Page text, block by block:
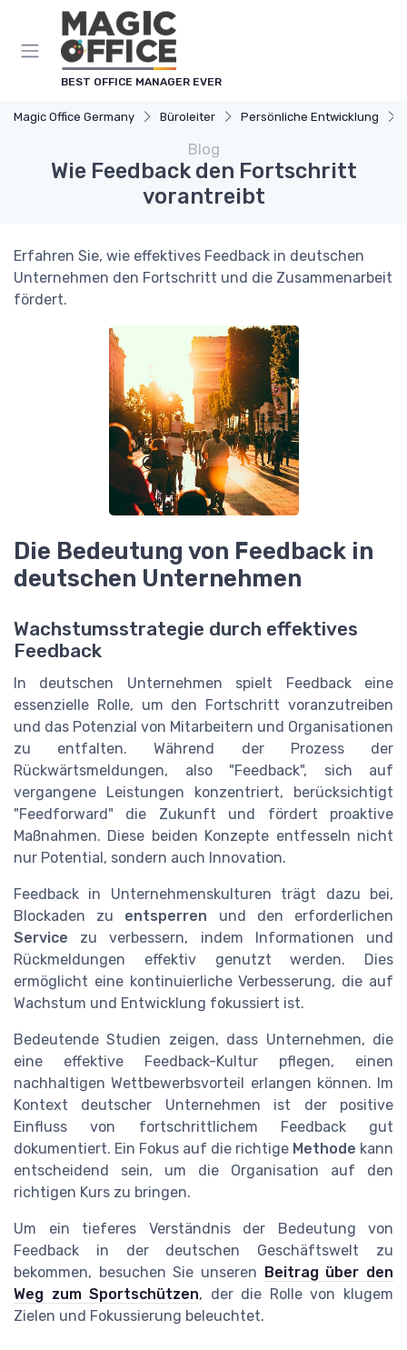
BEST OFFICE MANAGER EVER
Magic Office Germany Büroleiter Persönliche Entwicklung
Blog
Wie Feedback den Fortschritt
vorantreibt
Erfahren Sie, wie effektives Feedback in deutschen
Unternehmen den Fortschritt und die Zusammenarbeit
fördert.
Die Bedeutung von Feedback in
deutschen Unternehmen
Wachstumsstrategie durch effektives
Feedback
In deutschen Unternehmen spielt Feedback eine
essenzielle Rolle, um den Fortschritt voranzutreiben
und das Potenzial von Mitarbeitern und Organisationen
zu entfalten. Während der Prozess der
Rückwärtsmeldungen, also "Feedback", sich auf
vergangene Leistungen konzentriert, berücksichtigt
"Feedforward" die Zukunft und fördert proaktive
Maßnahmen. Diese beiden Konzepte entfesseln nicht
nur Potential, sondern auch Innovation.
Feedback in Unternehmenskulturen trägt dazu bei,
Blockaden zu entsperren und den erforderlichen
Service zu verbessern, indem Informationen und
Rückmeldungen effektiv genutzt werden. Dies
ermöglicht eine kontinuierliche Verbesserung, die auf
Wachstum und Entwicklung fokussiert ist.
Bedeutende Studien zeigen, dass Unternehmen, die
eine effektive Feedback-Kultur pflegen, einen
nachhaltigen Wettbewerbsvorteil erlangen können. Im
Kontext deutscher Unternehmen ist der positive
Einfluss von fortschrittlichem Feedback gut
dokumentiert. Ein Fokus auf die richtige Methode kann
entscheidend sein, um die Organisation auf den
richtigen Kurs zu bringen.
Um ein tieferes Verständnis der Bedeutung von
Feedback in der deutschen Geschäftswelt zu
bekommen, besuchen Sie unseren Beitrag über den
Weg zum Sportschützen, der die Rolle von klugem
Zielen und Fokussierung beleuchtet.
Cookie-Einstellungen